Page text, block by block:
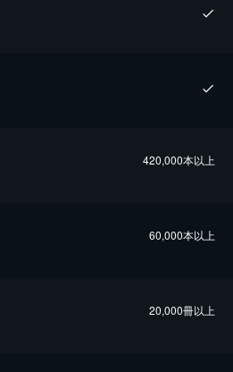
420,000本以上
60,000本以上
20,000冊以上